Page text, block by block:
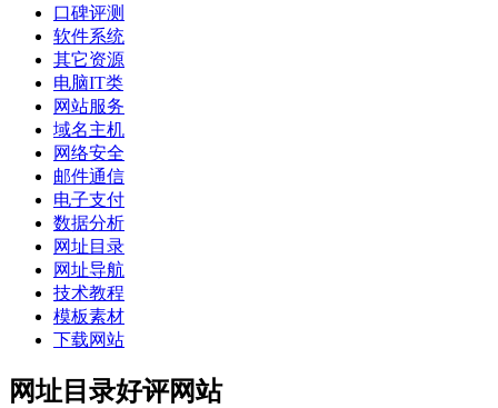
口碑评测
软件系统
其它资源
电脑IT类
网站服务
域名主机
网络安全
邮件通信
电子支付
数据分析
网址目录
网址导航
技术教程
模板素材
下载网站
网址目录好评网站